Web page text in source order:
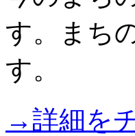
す。まち
す。
→詳細を